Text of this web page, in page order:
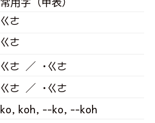
常用字（甲表）
ㄍㄜ
ㄍㄜ
ㄍㄜ ／ ˙ㄍㄜ
ㄍㄜ ／ ˙ㄍㄜ
ko, koh, --ko, --koh